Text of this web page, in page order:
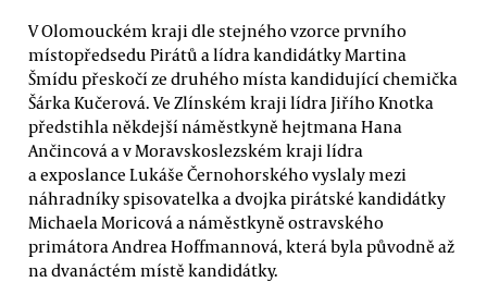
V Olomouckém kraji dle stejného vzorce prvního
místopředsedu Pirátů a lídra kandidátky Martina
Šmídu přeskočí ze druhého místa kandidující chemička
Šárka Kučerová. Ve Zlínském kraji lídra Jiřího Knotka
předstihla někdejší náměstkyně hejtmana Hana
Ančincová a v Moravskoslezském kraji lídra
a exposlance Lukáše Černohorského vyslaly mezi
náhradníky spisovatelka a dvojka pirátské kandidátky
Michaela Moricová a náměstkyně ostravského
primátora Andrea Hoffmannová, která byla původně až
na dvanáctém místě kandidátky.